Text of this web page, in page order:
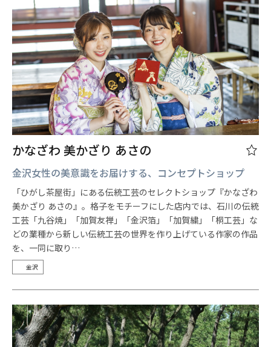
かなざわ 美かざり あさの
金沢女性の美意識をお届けする、コンセプトショップ
「ひがし茶屋街」にある伝統工芸のセレクトショップ『かなざわ
美かざり あさの』。格子をモチーフにした店内では、石川の伝統
工芸「九谷焼」「加賀友禅」「金沢箔」「加賀繍」「桐工芸」な
どの業種から新しい伝統工芸の世界を作り上げている作家の作品
を、一同に取り…
金沢